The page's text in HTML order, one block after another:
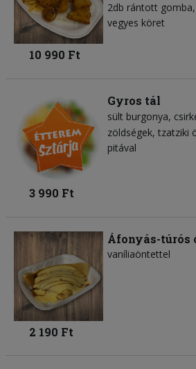
2db rántott
vegyes köret
10 990 Ft
Gyros tál
sült burgonya
zöldségek tzatziki
pitával
3 990 Ft
Áfonyás-túrós
vaníliaöntettel
2 190 Ft